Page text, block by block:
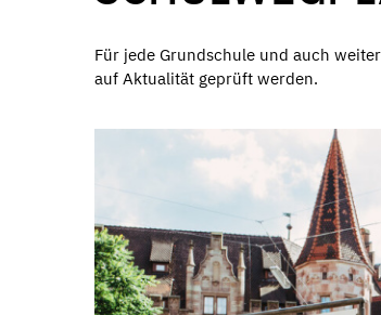
Für jede Grundschule und auch
auf Aktualität geprüft werden.